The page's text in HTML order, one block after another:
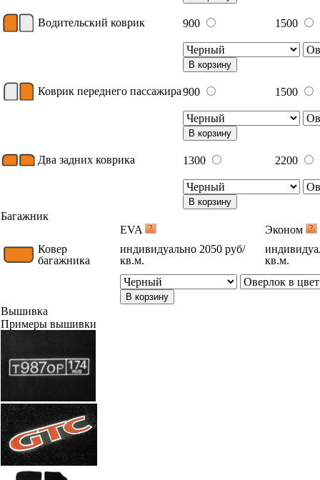
Водительский коврик 900 1500
В корзину
Коврик переднего пассажира900 1500
В корзину
Два задних коврика 1300 2200
В корзину
Багажник
EVA
Эконом
Ковер
багажника
индивидуально 2050 руб/
кв.м.
кв.м.
В корзину
Вышивка
Примеры вышивки